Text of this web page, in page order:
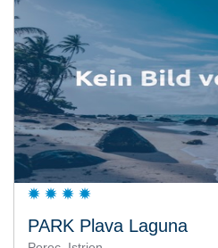
PARK Plava Laguna